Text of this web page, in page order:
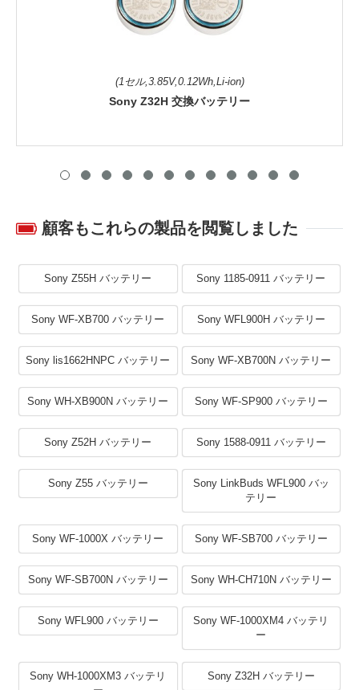
(1セル,3.85V,0.12Wh,Li-ion)
Sony Z32H 交換バッテリー
顧客もこれらの製品を閲覧しました
Sony Z55H バッテリー Sony 1185-0911 バッテリー
Sony WF-XB700 バッテリー Sony WFL900H バッテリー
Sony lis1662HNPC バッテリー Sony WF-XB700N バッテリー
Sony WH-XB900N バッテリー Sony WF-SP900 バッテリー
Sony Z52H バッテリー Sony 1588-0911 バッテリー
Sony Z55 バッテリー
Sony LinkBuds WFL900 バッ
テリー
Sony WF-1000X バッテリー Sony WF-SB700 バッテリー
Sony WF-SB700N バッテリー Sony WH-CH710N バッテリー
Sony WFL900 バッテリー
Sony WF-1000XM4 バッテリ
ー
Sony WH-1000XM3 バッテリ
Sony Z32H バッテリー